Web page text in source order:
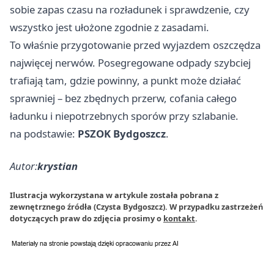
sobie zapas czasu na rozładunek i sprawdzenie, czy
wszystko jest ułożone zgodnie z zasadami.
To właśnie przygotowanie przed wyjazdem oszczędza
najwięcej nerwów. Posegregowane odpady szybciej
trafiają tam, gdzie powinny, a punkt może działać
sprawniej – bez zbędnych przerw, cofania całego
ładunku i niepotrzebnych sporów przy szlabanie.
na podstawie: PSZOK Bydgoszcz.
Autor:krystian
Ilustracja wykorzystana w artykule została pobrana z
zewnętrznego źródła (Czysta Bydgoszcz). W przypadku zastrzeżeń
dotyczących praw do zdjęcia prosimy o kontakt.